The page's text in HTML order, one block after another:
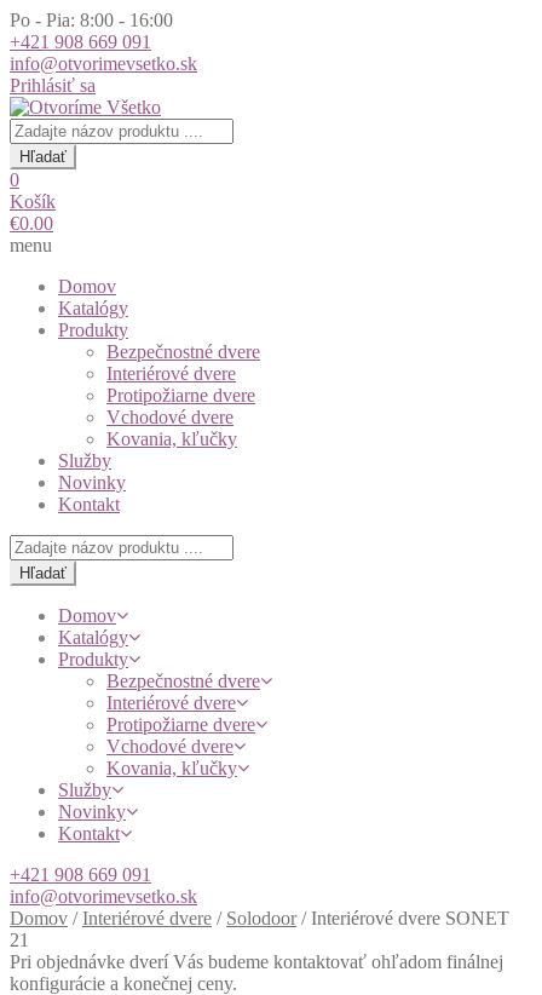
Po - Pia: 8:00 - 16:00
+421 908 669 091
info@otvorimevsetko.sk
Prihlásiť sa
Products
search
Hľadať
0
Košík
€0.00
menu
Domov
Katalógy
Produkty
Bezpečnostné dvere
Interiérové dvere
Protipožiarne dvere
Vchodové dvere
Kovania, kľučky
Služby
Novinky
Kontakt
Products
search
Hľadať
Domov
Katalógy
Produkty
Bezpečnostné dvere
Interiérové dvere
Protipožiarne dvere
Vchodové dvere
Kovania, kľučky
Služby
Novinky
Kontakt
+421 908 669 091
info@otvorimevsetko.sk
Domov /Interiérové dvere / Solodoor/Interiérové dvere SONET
21
Pri objednávke dverí Vás budeme kontaktovať ohľadom finálnej
konfigurácie a konečnej ceny.